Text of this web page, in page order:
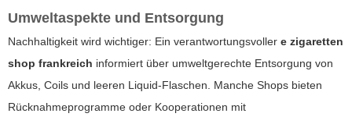
Umweltaspekte und Entsorgung
Nachhaltigkeit wird wichtiger: Ein verantwortungsvoller e zigaretten
shop frankreich informiert über umweltgerechte Entsorgung von
Akkus, Coils und leeren Liquid-Flaschen. Manche Shops bieten
Rücknahmeprogramme oder Kooperationen mit